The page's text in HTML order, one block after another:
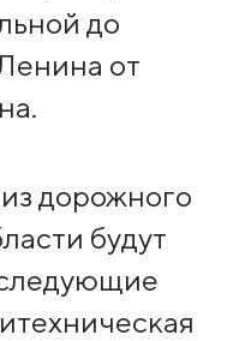
до
от
дорожного
будут